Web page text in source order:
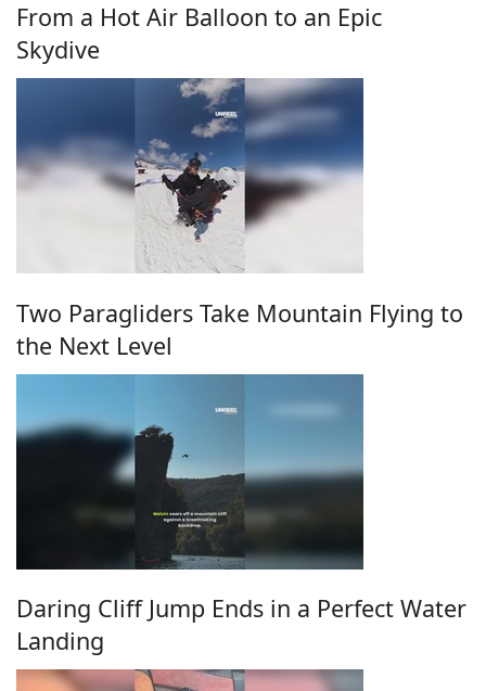
From a Hot Air Balloon to an Epic
Skydive
Two Paragliders Take Mountain Flying to
the Next Level
Daring Cliff Jump Ends in a Perfect Water
Landing